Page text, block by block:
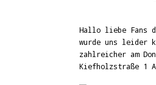
Hallo liebe Fans
wurde uns leider
zahlreicher am
Kiefholzstraße 1